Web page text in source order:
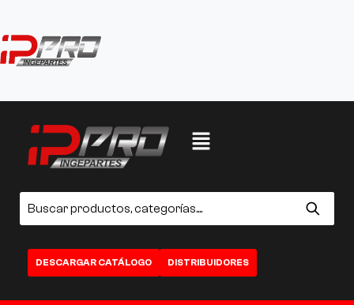
DESCARGAR CATÁLOGO DISTRIBUIDORES